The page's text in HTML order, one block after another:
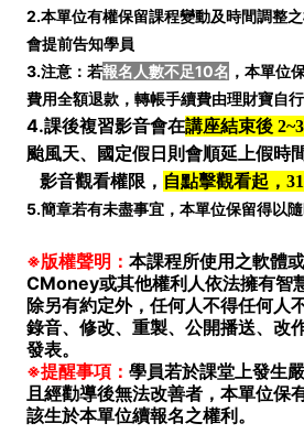
2.本單位有權保留課程變動及時間調整
會提前告知學員
3.注意：若報名人數不足10名 ，本單位
費用全額退款，轉帳手續費由理財寶自
4.課後複習影音會在講座結束後
颱風天、國定假日則會順延上假時間
影音觀看權限， 自點擊觀看起，
5.簡章若有未盡事宜，本單位保留得以
※版權聲明： 本課程所使用之軟體
CMoney或其他權利人依法擁有智
除另有約定外，任何人不得任何人
錄音、修改、重製、公開播送、改
發表。
※提醒事項： 學員若於課堂上發生
且經勸導後無法改善者，本單位保
該生於本單位續報名之權利。